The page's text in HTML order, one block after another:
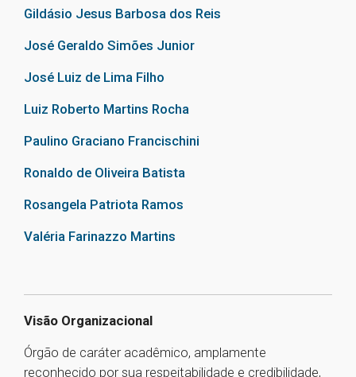
Gildásio Jesus Barbosa dos Reis
José Geraldo Simões Junior
José Luiz de Lima Filho
Luiz Roberto Martins Rocha
Paulino Graciano Francischini
Ronaldo de Oliveira Batista
Rosangela Patriota Ramos
Valéria Farinazzo Martins
Visão Organizacional
Órgão de caráter acadêmico, amplamente
reconhecido por sua respeitabilidade e credibilidade,